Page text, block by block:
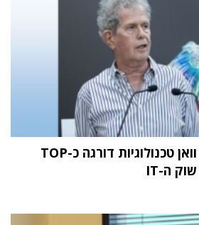
מחקר STKI השנתי: וואן טכנולוגיות דורגה כ-TOP